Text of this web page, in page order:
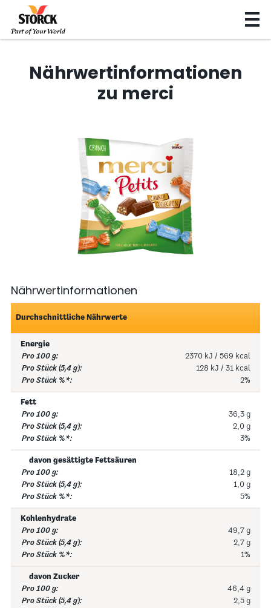
Nährwertinformationen
zu merci
Nährwertinformationen
Durchschnittliche Nährwerte
Energie
2370 kJ / 569 kcal
128 kJ / 31 kcal
2%
Fett
36,3 g
2,0 g
3%
davon gesättigte Fettsäuren
18,2 g
1,0 g
5%
Kohlenhydrate
49,7 g
2,7 g
1%
davon Zucker
46,4 g
2,5 g